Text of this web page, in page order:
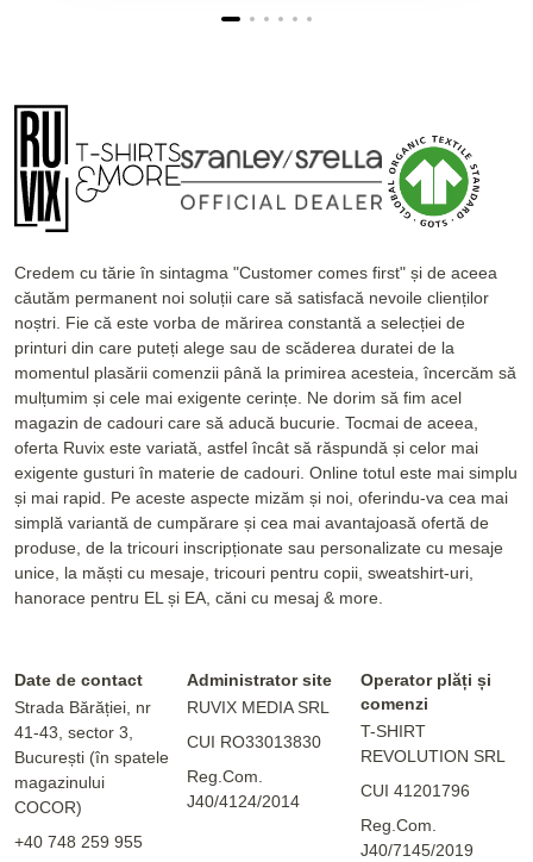
Credem cu tărie în sintagma "Customer comes first" și de aceea
căutăm permanent noi soluții care să satisfacă nevoile clienților
noștri. Fie că este vorba de mărirea constantă a selecției de
printuri din care puteți alege sau de scăderea duratei de la
momentul plasării comenzii până la primirea acesteia, încercăm să
mulțumim și cele mai exigente cerințe. Ne dorim să fim acel
magazin de cadouri care să aducă bucurie. Tocmai de aceea,
oferta Ruvix este variată, astfel încât să răspundă și celor mai
exigente gusturi în materie de cadouri. Online totul este mai simplu
și mai rapid. Pe aceste aspecte mizăm și noi, oferindu-va cea mai
simplă variantă de cumpărare și cea mai avantajoasă ofertă de
produse, de la tricouri inscripționate sau personalizate cu mesaje
unice, la măști cu mesaje, tricouri pentru copii, sweatshirt-uri,
hanorace pentru EL și EA, căni cu mesaj & more.
Date de contact
Strada Bărăției, nr
41-43, sector 3,
București (în spatele
magazinului
COCOR)
+40 748 259 955
Administrator site
RUVIX MEDIA SRL
CUI RO33013830
Reg.Com.
J40/4124/2014
Operator plăți și
comenzi
T-SHIRT
REVOLUTION SRL
CUI 41201796
Reg.Com.
J40/7145/2019